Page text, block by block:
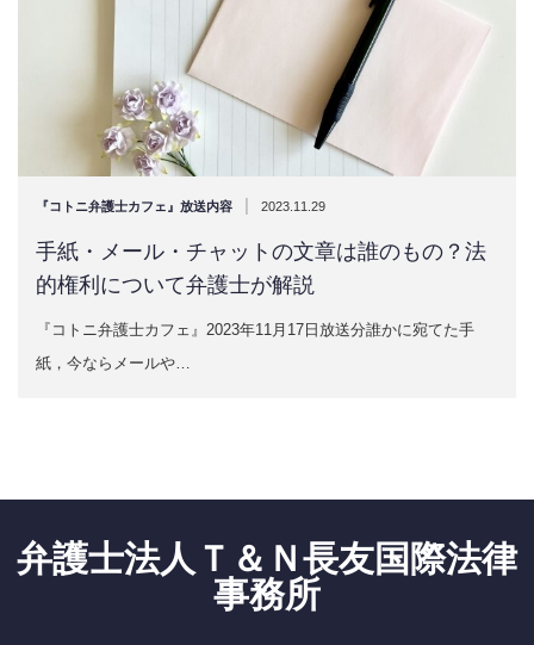
『コトニ弁護士カフェ』放送内容 | 2023.11.29
手紙・メール・チャットの文章は誰のもの？法
的権利について弁護士が解説
『コトニ弁護士カフェ』2023年11月17日放送分誰かに宛てた手
紙，今ならメールや…
弁護士法人Ｔ＆Ｎ長友国際法律
事務所